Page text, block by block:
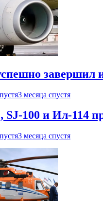
завершил
3 месяца спустя
100 и Ил-114
3 месяца спустя